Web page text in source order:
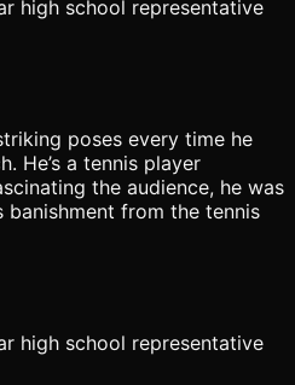
high school representative
poses every time he
He’s a tennis player
the audience, he was
from the tennis
high school representative